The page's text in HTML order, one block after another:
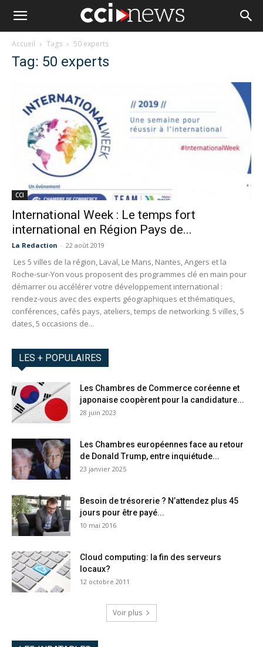
Accueil Tags 50 experts
Tag: 50 experts
CCI
International Week : Le temps fort
international en Région Pays de...
La Redaction - 22 août 2019
Les 5 villes de la région, Laval, Le Mans, Nantes, Angers et la
Roche-sur-Yon vous proposent des programmes clé en main pour
démarrer ou accélérer votre développement international :
rendez-vous avec des experts géographiques et thématiques,
conférences, cafés pays, ateliers, temps de networking. 5 villes, 5
dates, 5 occasions de...
LES + POPULAIRES
Les Chambres de Commerce coréenne et
japonaise coopèrent pour la candidature...
28 juin 2023
Les Chambres européennes face au retour
de Donald Trump, entre inquiétude...
23 janvier 2025
Besoin de trésorerie ? N’attendez plus 45
jours pour être payé...
10 mai 2016
Cloud computing: la fin des serveurs
locaux?
12 octobre 2011
Voir plus